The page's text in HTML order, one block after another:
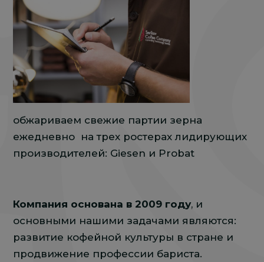
обжариваем свежие партии зерна
ежедневно на трех ростерах лидирующих
производителей: Giesen и Probat
Компания основана в 2009 году, и
основными нашими задачами являются:
развитие кофейной культуры в стране и
продвижение профессии бариста.